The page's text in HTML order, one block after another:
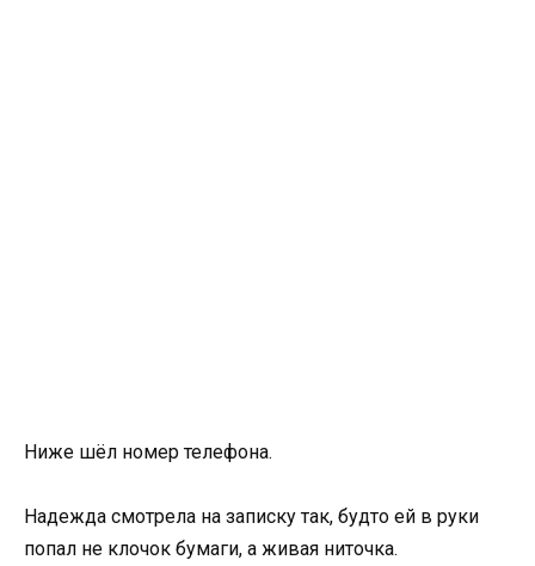
Ниже шёл номер телефона.
Надежда смотрела на записку так, будто ей в руки
попал не клочок бумаги, а живая ниточка.